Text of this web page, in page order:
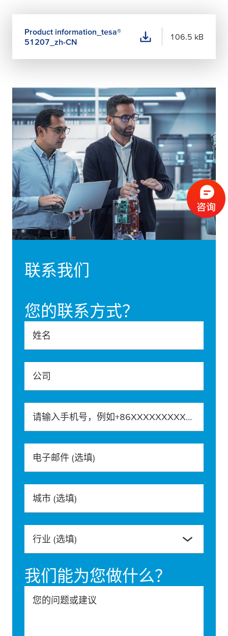
Product information_ tesa®
51207_zh-CN
106.5 kB
联系我们
您的联系方式？
姓名
公司
请输入手机号，例如+86XXXXXXXXXXX
电子邮件 (选填)
城市 (选填)
行业 (选填)
我们能为您做什么？
您的问题或建议